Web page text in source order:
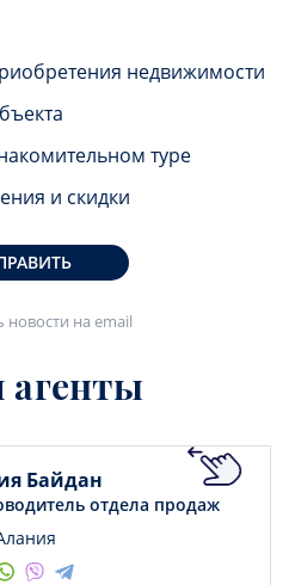
недвижимости
туре
и скидки
новости на email
Байдан
отдела продаж